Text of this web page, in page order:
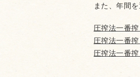
また、年間
圧搾法一番
圧搾法一番
圧搾法一番